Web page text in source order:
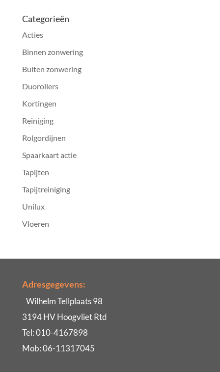
Categorieën
Acties
Binnen zonwering
Buiten zonwering
Duorollers
Kortingen
Reiniging
Rolgordijnen
Spaarkaart actie
Tapijten
Tapijtreiniging
Unilux
Vloeren
Adresgegevens:
Wilhelm Tellplaats 98
3194 HV Hoogvliet Rtd
Tel: 010-4167898
Mob: 06-11317045